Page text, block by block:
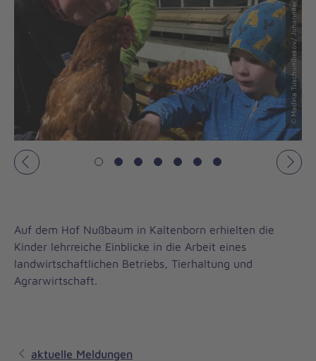
© Madina Tuschumbekov/ Johanniter
Vorheriges
Auf dem Hof Nußbaum in Kaltenborn erhielten die
Kinder lehrreiche Einblicke in die Arbeit eines
landwirtschaftlichen Betriebs, Tierhaltung und
Agrarwirtschaft.
aktuelle Meldungen